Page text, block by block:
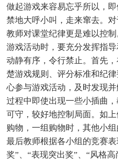
做起游戏来容易忘乎所以，
禁地大呼小叫，走来窜去。
教师对课堂纪律更是难以控
游戏活动时，要充分发挥指
动静有序，令行禁止。首先
楚游戏规则、评分标准和纪
心参与游戏活动，及时发现
过程中即使出现一些小插曲
可守，较好地控制局面。如
购物，一组购物时，其他小
最后教师根据各小组的竞赛
奖”、“表现突出奖”、“风格